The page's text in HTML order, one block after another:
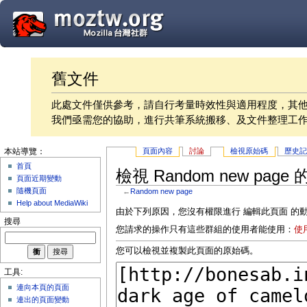
舊文件
此處文件僅供參考，請自行考量時效性與適用程度，其
我們亟需您的協助，進行共筆系統搬移、及文件整理工
頁面內容 討論 檢視原始碼 歷史
檢視 Random new page
← Random new page
由於下列原因，您沒有權限進行 編輯此頁面 的
您請求的操作只有這些群組的使用者能使用： 使
您可以檢視並複製此頁面的原始碼。
本站導覽：
首頁
頁面近期變動
隨機頁面
Help about MediaWiki
搜尋
工具:
連向本頁的頁面
連出的頁面變動